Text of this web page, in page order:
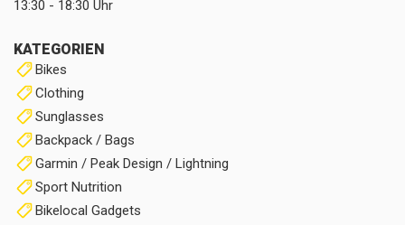
KATEGORIEN
Bikes
Clothing
Sunglasses
Backpack / Bags
Garmin / Peak Design / Lightning
Sport Nutrition
Bikelocal Gadgets
13:30 - 18:30 Uhr